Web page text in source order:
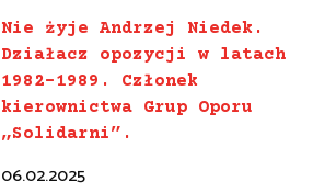
Nie żyje Andrzej Niedek.
Działacz opozycji w latach
1982-1989. Członek
kierownictwa Grup Oporu
„Solidarni”.
06.02.2025